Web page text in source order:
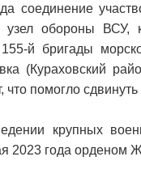
узел обороны
й бригады
(Кураховский
что помогло
крупных
2023 года орденом